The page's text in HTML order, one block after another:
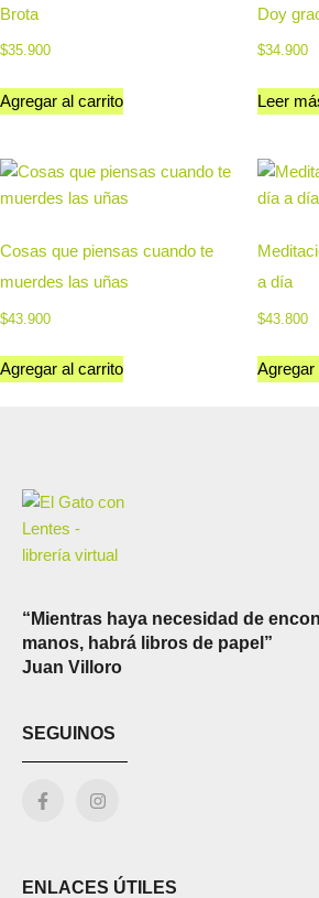
Brota
$35.900
Agregar al carrito
Doy
$34.900
Leer
Cosas que piensas cuando te
muerdes las uñas
$43.900
Agregar al carrito
a día
$43.800
Agregar
“Mientras haya necesidad de
manos, habrá libros de papel”
Juan Villoro
SEGUINOS
ENLACES ÚTILES